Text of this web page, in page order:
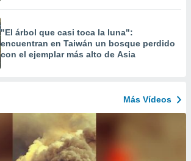
"El árbol que casi toca la luna":
encuentran en Taiwán un bosque perdido
con el ejemplar más alto de Asia
Más Vídeos